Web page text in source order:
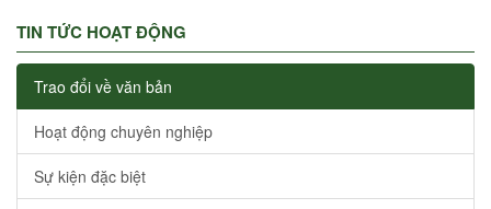
TIN TỨC HOẠT ĐỘNG
Trao đổi về văn bản
Hoạt động chuyên nghiệp
Sự kiện đặc biệt